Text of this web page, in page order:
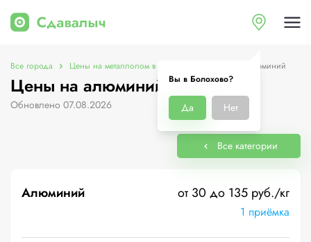
Вы в Болохово?
Да Нет
Все города Цены на металлолом в Болохово Цены на алюминий
Цены на алюминий в Болохово
Обновлено 07.08.2026
Все категории
Алюминий от 30 до 135 руб./кг
1 приёмка